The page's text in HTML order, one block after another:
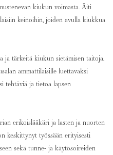
kiukun voimasta. Äiti
keinoihin, joiden avulla kiukkua
ja tärkeitä kiukun sietämisen taitoja.
ammattilaisille luettavaksi
tehtäviä ja tietoa lapsen
erikoislääkäri ja lasten ja nuorten
keskittynyt työssään erityisesti
sekä tunne- ja käytösoireiden